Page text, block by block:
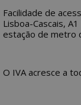
Facilidade de
Lisboa-Cascais,
estação de metro
O IVA acresce a